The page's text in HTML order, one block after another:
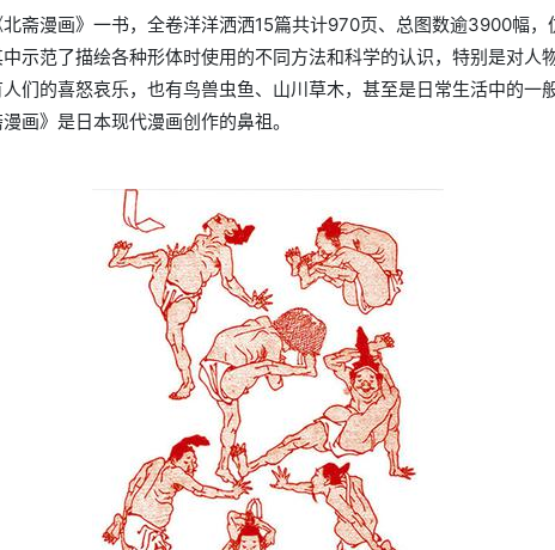
斋漫画》一书，全卷洋洋洒洒15篇共计970页、总图数逾3900幅，
示范了描绘各种形体时使用的不同方法和科学的认识，特别是对人
们的喜怒哀乐，也有鸟兽虫鱼、山川草木，甚至是日常生活中的一
画》是日本现代漫画创作的鼻祖。